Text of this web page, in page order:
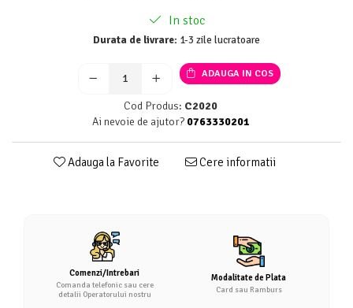
In stoc
Durata de livrare: 1-3 zile lucratoare
ADAUGA IN COS
Cod Produs: C2020
Ai nevoie de ajutor? 0763330201
Adauga la Favorite Cere informatii
Comenzi/Intrebari
Comanda telefonic sau cere
detalii Operatorului nostru
Modalitate de Plata
Card sau Ramburs